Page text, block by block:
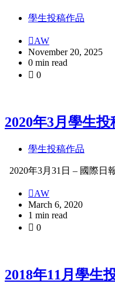
學生投稿作品
AW
November 20, 2025
0 min read
0
2020年3月學生
學生投稿作品
2020年3月31日 – 國際
AW
March 6, 2020
1 min read
0
2018年11月學生